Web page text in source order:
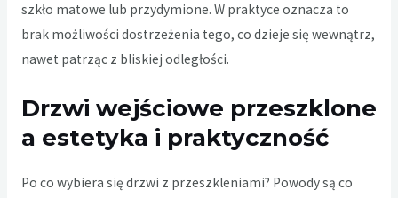
szkło matowe lub przydymione. W praktyce oznacza to
brak możliwości dostrzeżenia tego, co dzieje się wewnątrz,
nawet patrząc z bliskiej odległości.
Drzwi wejściowe przeszklone
a estetyka i praktyczność
Po co wybiera się drzwi z przeszkleniami? Powody są co